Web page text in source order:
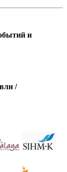
и
/